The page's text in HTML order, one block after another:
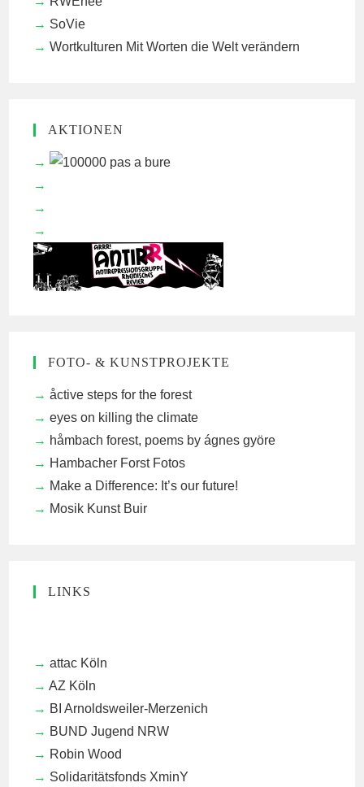
SoVie
Wortkulturen Mit Worten die Welt verändern
AKTIONEN
FOTO- & KUNSTPROJEKTE
åctive steps for the forest
eyes on killing the climate
håmbach forest, poems by ágnes györe
Hambacher Forst Fotos
Make a Difference: It’s our future!
Mosik Kunst Buir
LINKS
attac Köln
AZ Köln
BI Arnoldsweiler-Merzenich
BUND Jugend NRW
Robin Wood
Solidaritätsfonds XminY